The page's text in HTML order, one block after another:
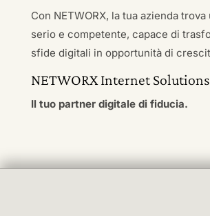
Con NETWORX, la tua azienda
serio e competente, capace di
sfide digitali in opportunità di
NETWORX Internet Solutions
Il tuo partner digitale di fiducia.